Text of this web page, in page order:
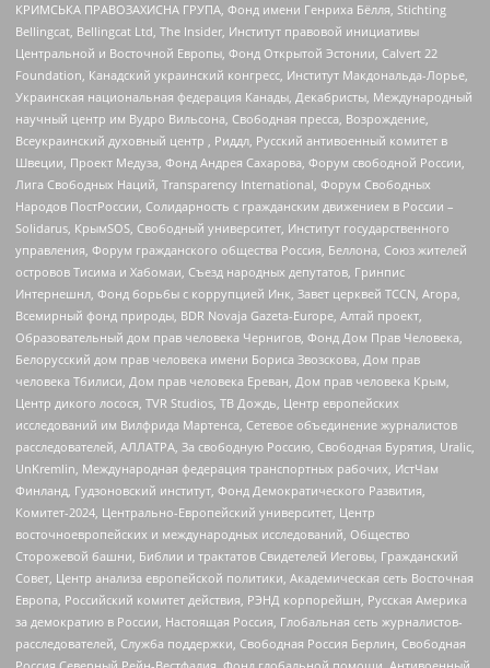
КРИМСЬКА ПРАВОЗАХИСНА ГРУПА, Фонд имени Генриха Бёлля, Stichting
Bellingcat, Bellingcat Ltd, The Insider, Институт правовой инициативы
Центральной и Восточной Европы, Фонд Открытой Эстонии, Calvert 22
Foundation, Канадский украинский конгресс, Институт Макдональда-Лорье,
Украинская национальная федерация Канады, Декабристы, Международный
научный центр им Вудро Вильсона, Свободная пресса, Возрождение,
Всеукраинский духовный центр , Риддл, Русский антивоенный комитет в
Швеции, Проект Медуза, Фонд Андрея Сахарова, Форум свободной России,
Лига Свободных Наций, Transparеncy International, Форум Свободных
Народов ПостРоссии, Солидарность с гражданским движением в России –
Solidarus, КрымSOS, Свободный университет, Институт государственного
управления, Форум гражданского общества Россия, Беллона, Союз жителей
островов Тисима и Хабомаи, Съезд народных депутатов, Гринпис
Интернешнл, Фонд борьбы с коррупцией Инк, Завет церквей TCCN, Агора,
Всемирный фонд природы, BDR Novaja Gazeta-Europe, Алтай проект,
Образовательный дом прав человека Чернигов, Фонд Дом Прав Человека,
Белорусский дом прав человека имени Бориса Звозскова, Дом прав
человека Тбилиси, Дом прав человека Ереван, Дом прав человека Крым,
Центр дикого лосося, TVR Studios, ТВ Дождь, Центр европейских
исследований им Вилфрида Мартенса, Сетевое объединение журналистов
расследователей, АЛЛАТРА, За свободную Россию, Свободная Бурятия, Uralic,
UnKremlin, Международная федерация транспортных рабочих, ИстЧам
Финланд, Гудзоновский институт, Фонд Демократического Развития,
Комитет-2024, Центрально-Европейский университет, Центр
восточноевропейских и международных исследований, Общество
Сторожевой башни, Библии и трактатов Свидетелей Иеговы, Гражданский
Совет, Центр анализа европейской политики, Академическая сеть Восточная
Европа, Российский комитет действия, РЭНД корпорейшн, Русская Америка
за демократию в России, Настоящая Россия, Глобальная сеть журналистов-
расследователей, Служба поддержки, Свободная Россия Берлин, Свободная